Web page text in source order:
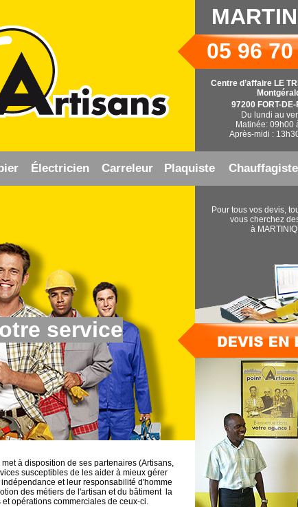
05 96
Centre d’affaire LE
97200 FORT-
Du lundi au
Matinée: 09h00
Après-midi :
Électricien Carreleur Plaquiste Chauffagiste
service
à disposition de ses partenaires (Artisans,
susceptibles de les aider à mieux gérer
et leur responsabilité d'homme
des métiers de l'artisan et du bâtiment la
opérations commerciales de ceux-ci.
Pour tous vos devis,
vous cherchez
à